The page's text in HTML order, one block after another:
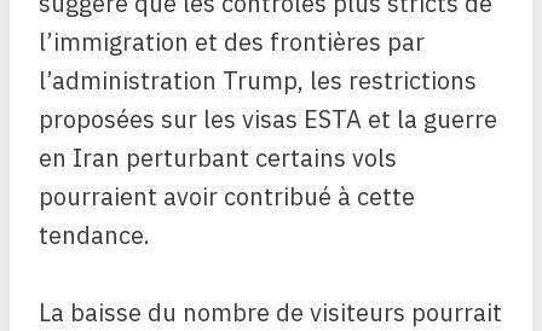
l’immigration et des frontières par
l’administration Trump, les restrictions
proposées sur les visas ESTA et la guerre
en Iran perturbant certains vols
pourraient avoir contribué à cette
tendance.
La baisse du nombre de visiteurs pourrait